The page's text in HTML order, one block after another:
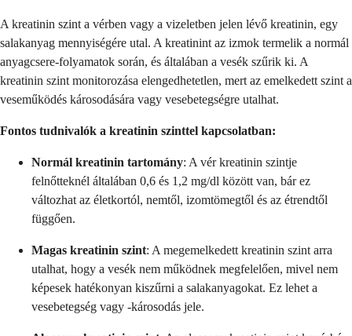
A kreatinin szint a vérben vagy a vizeletben jelen lévő kreatinin, egy
salakanyag mennyiségére utal. A kreatinint az izmok termelik a normál
anyagcsere-folyamatok során, és általában a vesék szűrik ki. A
kreatinin szint monitorozása elengedhetetlen, mert az emelkedett szint a
veseműködés károsodására vagy vesebetegségre utalhat.
Fontos tudnivalók a kreatinin szinttel kapcsolatban:
Normál kreatinin tartomány: A vér kreatinin szintje
felnőtteknél általában 0,6 és 1,2 mg/dl között van, bár ez
változhat az életkortól, nemtől, izomtömegtől és az étrendtől
függően.
Magas kreatinin szint: A megemelkedett kreatinin szint arra
utalhat, hogy a vesék nem működnek megfelelően, mivel nem
képesek hatékonyan kiszűrni a salakanyagokat. Ez lehet a
vesebetegség vagy -károsodás jele.